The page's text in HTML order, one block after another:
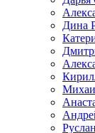
Дина